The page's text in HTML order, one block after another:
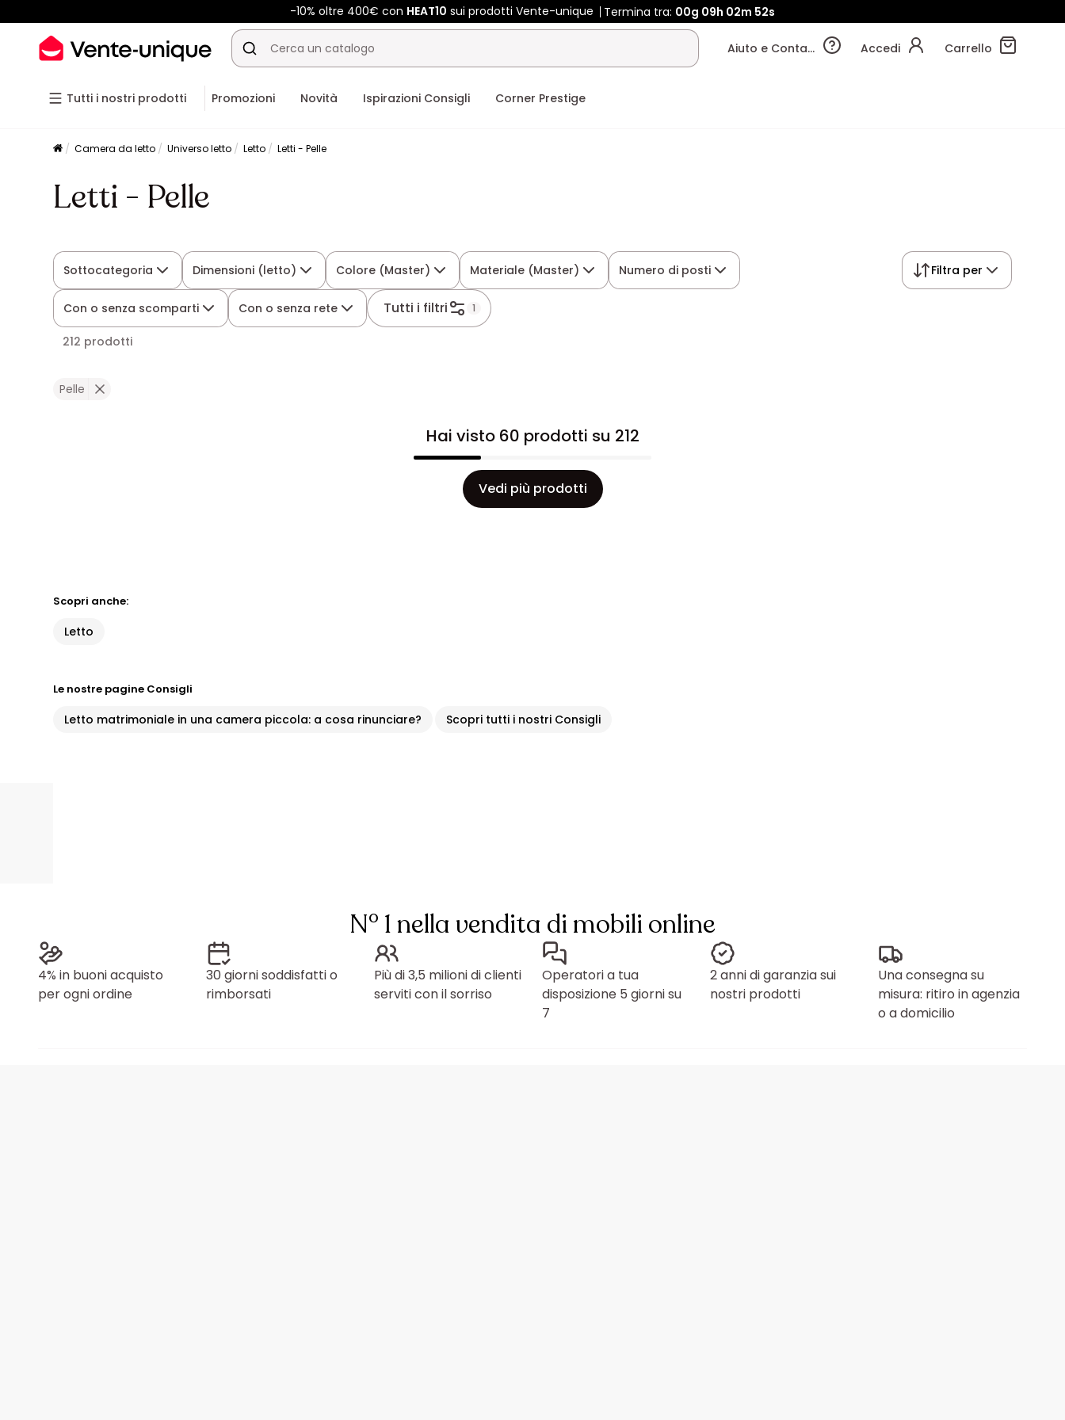
-10% oltre 400€ con HEAT10 sui prodotti Vente-unique Termina tra: 00g 09h 02m 52s
Aiuto e Contatti Accedi Carrello
Tutti i nostri prodotti Promozioni Novità Ispirazioni Consigli Corner Prestige
Camera da letto Universo letto Letto Letti - Pelle
Letti - Pelle
Sottocategoria Dimensioni (letto) Colore (Master) Materiale (Master) Numero di posti
Con o senza scomparti Con o senza rete Tutti i filtri 1
Filtra per
212 prodotti
Pelle
Hai visto 60 prodotti su 212
Vedi più prodotti
Scopri anche:
Letto
Le nostre pagine Consigli
Letto matrimoniale in una camera piccola: a cosa rinunciare? Scopri tutti i nostri Consigli
N° 1 nella vendita di mobili online
4% in buoni acquisto
per ogni ordine
30 giorni soddisfatti o
rimborsati
Più di 3,5 milioni di clienti
serviti con il sorriso
Operatori a tua
disposizione 5 giorni su
7
2 anni di garanzia sui
nostri prodotti
Una consegna su
misura: ritiro in agenzia
o a domicilio